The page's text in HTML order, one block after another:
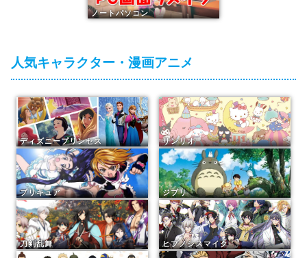
ノートパソコン
人気キャラクター・漫画アニメ
ディズニープリンセス サンリオ
プリキュア ジブリ
刀剣乱舞 ヒプノシスマイク